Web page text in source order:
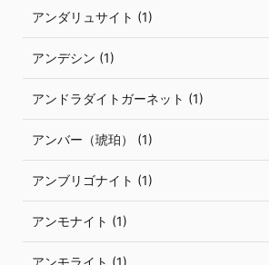
アンダリュサイト (1)
アンデシン (1)
アンドラダイトガーネット (1)
アンバー（琥珀） (1)
アンブリゴナイト (1)
アンモナイト (1)